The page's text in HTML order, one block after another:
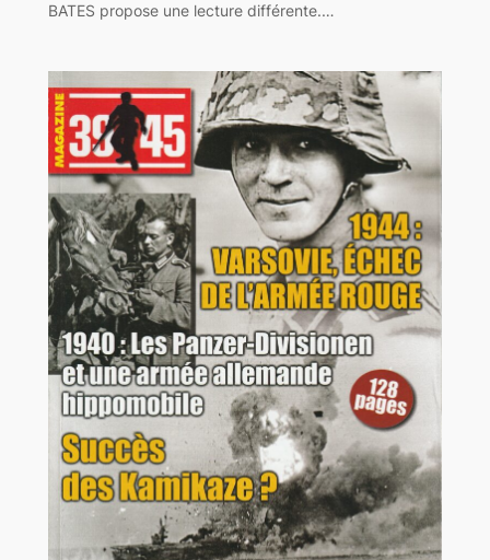
BATES propose une lecture différente.…